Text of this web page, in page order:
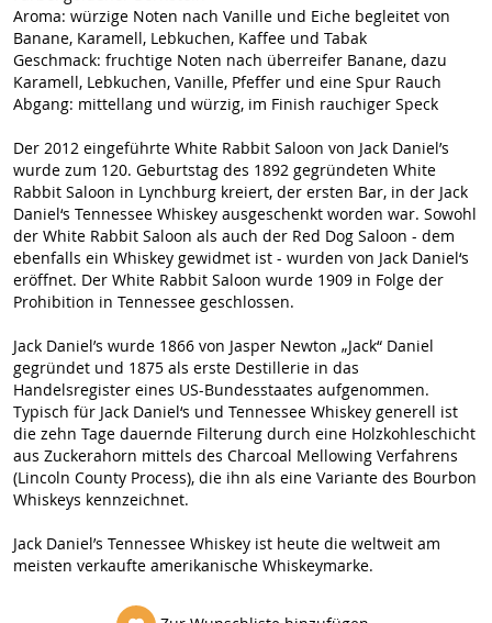
Aroma: würzige Noten nach Vanille und Eiche begleitet von
Banane, Karamell, Lebkuchen, Kaffee und Tabak
Geschmack: fruchtige Noten nach überreifer Banane, dazu
Karamell, Lebkuchen, Vanille, Pfeffer und eine Spur Rauch
Abgang: mittellang und würzig, im Finish rauchiger Speck
Der 2012 eingeführte White Rabbit Saloon von Jack Daniel’s
wurde zum 120. Geburtstag des 1892 gegründeten White
Rabbit Saloon in Lynchburg kreiert, der ersten Bar, in der Jack
Daniel‘s Tennessee Whiskey ausgeschenkt worden war. Sowohl
der White Rabbit Saloon als auch der Red Dog Saloon - dem
ebenfalls ein Whiskey gewidmet ist - wurden von Jack Daniel‘s
eröffnet. Der White Rabbit Saloon wurde 1909 in Folge der
Prohibition in Tennessee geschlossen.
Jack Daniel’s wurde 1866 von Jasper Newton „Jack“ Daniel
gegründet und 1875 als erste Destillerie in das
Handelsregister eines US-Bundesstaates aufgenommen.
Typisch für Jack Daniel‘s und Tennessee Whiskey generell ist
die zehn Tage dauernde Filterung durch eine Holzkohleschicht
aus Zuckerahorn mittels des Charcoal Mellowing Verfahrens
(Lincoln County Process), die ihn als eine Variante des Bourbon
Whiskeys kennzeichnet.
Jack Daniel’s Tennessee Whiskey ist heute die weltweit am
meisten verkaufte amerikanische Whiskeymarke.